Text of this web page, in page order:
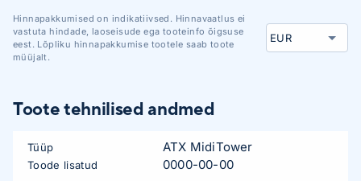
Hinnapakkumised on indikatiivsed. Hinnavaatlus ei
vastuta hindade, laoseisude ega tooteinfo õigsuse
eest. Lõpliku hinnapakkumise tootele saab toote
müüjalt.
Toote tehnilised andmed
Tüüp ATX MidiTower
Toode lisatud 0000-00-00